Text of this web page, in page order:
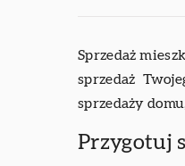
Sprzedaż
sprzedaż
sprzedaży
Przygotuj